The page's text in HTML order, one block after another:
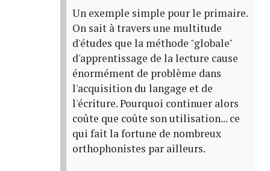
Un exemple simple pour le primaire.
On sait à travers une multitude
d'études que la méthode "globale"
d'apprentissage de la lecture cause
énormément de problème dans
l'acquisition du langage et de
l'écriture. Pourquoi continuer alors
coûte que coûte son utilisation... ce
qui fait la fortune de nombreux
orthophonistes par ailleurs.